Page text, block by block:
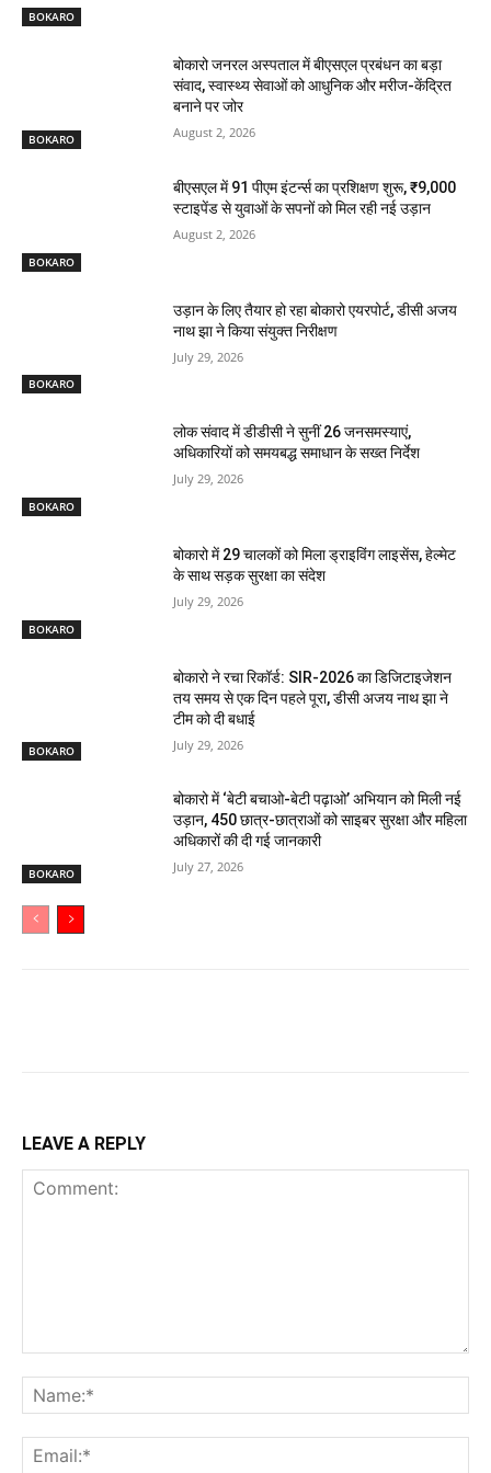
BOKARO
BOKARO
बोकारो जनरल अस्पताल में बीएसएल प्रबंधन का बड़ा
संवाद, स्वास्थ्य सेवाओं को आधुनिक और मरीज-केंद्रित
बनाने पर जोर
August 2, 2026
BOKARO
बीएसएल में 91 पीएम इंटर्न्स का प्रशिक्षण शुरू, ₹9,000
स्टाइपेंड से युवाओं के सपनों को मिल रही नई उड़ान
August 2, 2026
BOKARO
उड़ान के लिए तैयार हो रहा बोकारो एयरपोर्ट, डीसी अजय
नाथ झा ने किया संयुक्त निरीक्षण
July 29, 2026
BOKARO
लोक संवाद में डीडीसी ने सुनीं 26 जनसमस्याएं,
अधिकारियों को समयबद्ध समाधान के सख्त निर्देश
July 29, 2026
BOKARO
बोकारो में 29 चालकों को मिला ड्राइविंग लाइसेंस, हेल्मेट
के साथ सड़क सुरक्षा का संदेश
July 29, 2026
BOKARO
बोकारो ने रचा रिकॉर्ड: SIR-2026 का डिजिटाइजेशन
तय समय से एक दिन पहले पूरा, डीसी अजय नाथ झा ने
टीम को दी बधाई
July 29, 2026
BOKARO
बोकारो में ‘बेटी बचाओ-बेटी पढ़ाओ’ अभियान को मिली नई
उड़ान, 450 छात्र-छात्राओं को साइबर सुरक्षा और महिला
अधिकारों की दी गई जानकारी
July 27, 2026
LEAVE A REPLY